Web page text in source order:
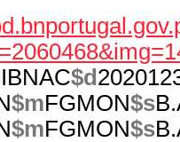
$d
$mFGMON$s
$mFGMON$s